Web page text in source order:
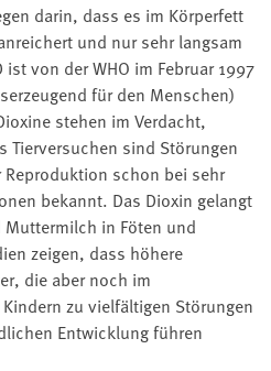
darin, dass es im Körperfett
und nur sehr langsam
von der WHO im Februar 1997
für den Menschen)
stehen im Verdacht,
Tierversuchen sind Störungen
schon bei sehr
bekannt. Das Dioxin gelangt
in Föten und
zeigen, dass höhere
die aber noch im
zu vielfältigen Störungen
Entwicklung führen